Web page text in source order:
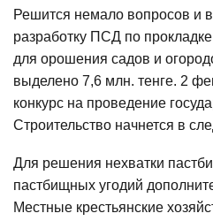
Решится немало вопросов и
разработку ПСД по
для орошения садов и
выделено 7,6 млн. тенге. 2
конкурс на проведение
Строительство начнется в
Для решения нехватки
пастбищных угодий
Местные крестьянские